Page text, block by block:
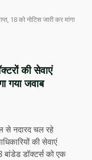
18 को नोटिस जारी कर मांगा
की सेवाएं
गया जवाब
से नदारद चल रहे
की सेवाएं
बांडेड डॉक्टर्स को एक